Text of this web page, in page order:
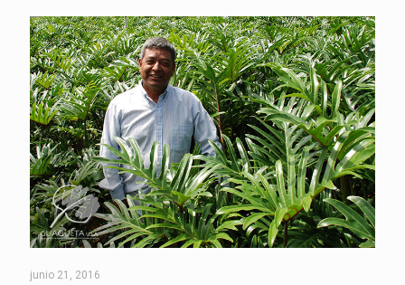
junio 21, 2016